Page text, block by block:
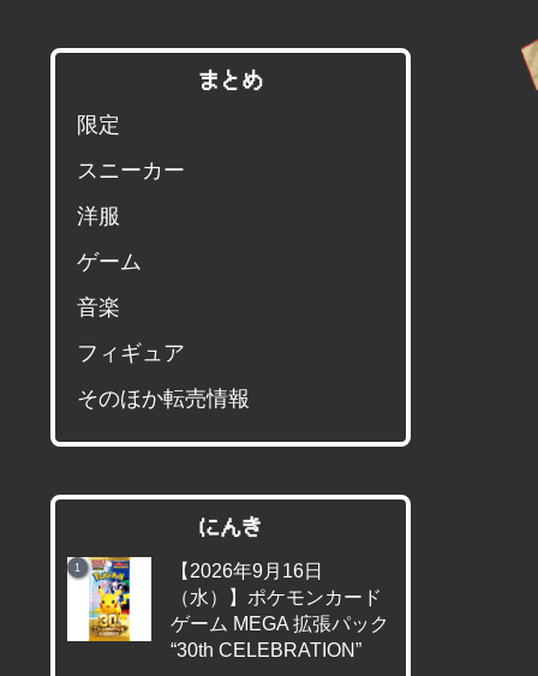
まとめ
限定
スニーカー
洋服
ゲーム
音楽
フィギュア
そのほか転売情報
にんき
【2026年9月16日
（水）】ポケモンカード
ゲーム MEGA 拡張パック
“30th CELEBRATION”